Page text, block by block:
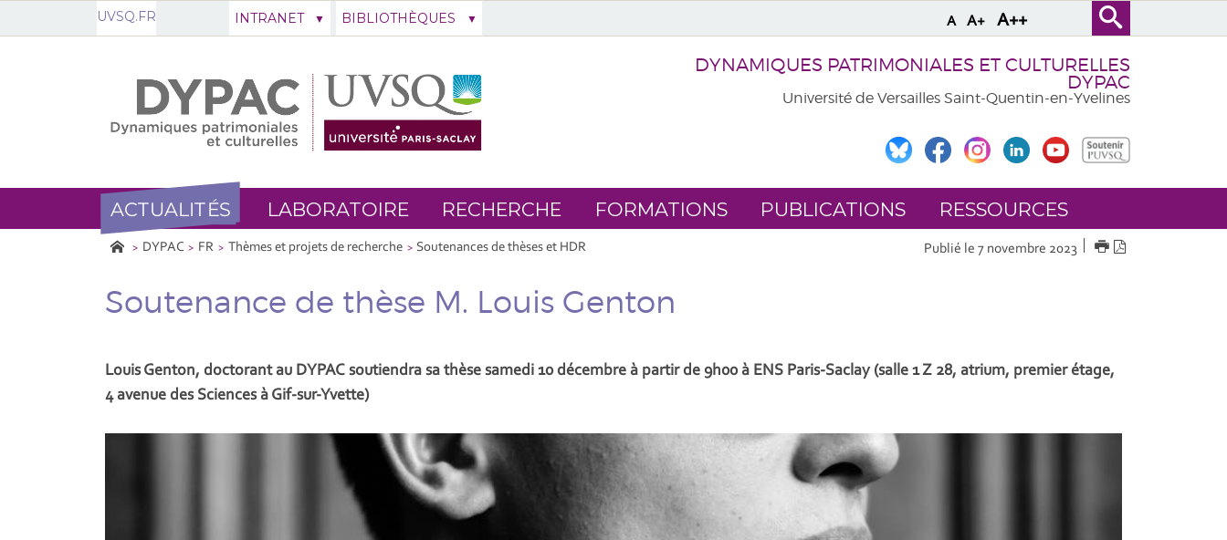
A A+ A++
UVSQ.FR
DYNAMIQUES PATRIMONIALES ET CULTURELLES
DYPAC
Université de Versailles Saint-Quentin-en-Yvelines
ACTUALITÉS LABORATOIRE RECHERCHE FORMATIONS PUBLICATIONS RESSOURCES
DYPAC FR Thèmes et projets de recherche Soutenances de thèses et HDR Publié le 7 novembre 2023 IMPRIMER
Soutenance de thèse M. Louis Genton
Louis Genton, doctorant au DYPAC soutiendra sa thèse samedi 10 décembre à partir de 9h00 à ENS Paris-Saclay (salle 1 Z 28, atrium, premier étage,
4 avenue des Sciences à Gif-sur-Yvette)
INTRANET BIBLIOTHÈQUES